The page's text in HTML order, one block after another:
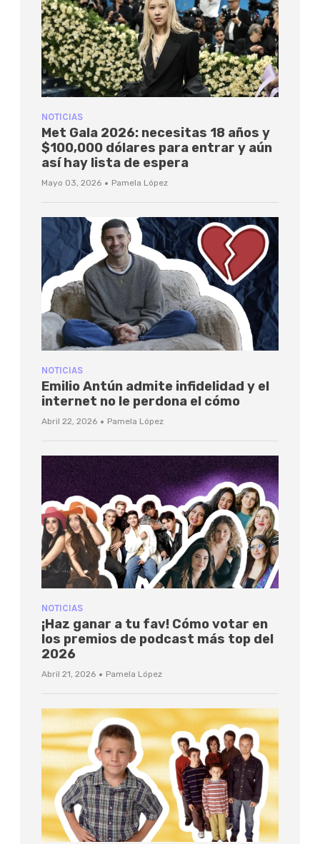
NOTICIAS
Met Gala 2026: necesitas 18 años y
$100,000 dólares para entrar y aún
así hay lista de espera
Mayo 03, 2026 · Pamela López
NOTICIAS
Emilio Antún admite infidelidad y el
internet no le perdona el cómo
Abril 22, 2026 · Pamela López
NOTICIAS
¡Haz ganar a tu fav! Cómo votar en
los premios de podcast más top del
2026
Abril 21, 2026 · Pamela López